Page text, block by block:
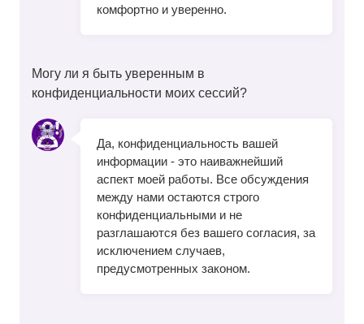
комфортно и уверенно.
Могу ли я быть уверенным в
конфиденциальности моих сессий?
Да, конфиденциальность вашей
информации - это наиважнейший
аспект моей работы. Все обсуждения
между нами остаются строго
конфиденциальными и не
разглашаются без вашего согласия, за
исключением случаев,
предусмотренных законом.